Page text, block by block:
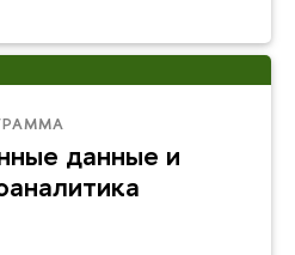
данные и